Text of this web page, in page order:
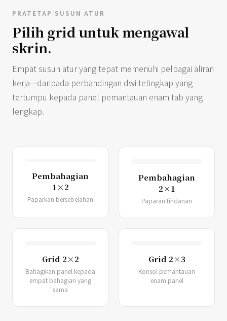
PRATETAP SUSUN ATUR
Pilih grid untuk mengawal
skrin.
Empat susun atur yang tepat memenuhi pelbagai aliran
kerja—daripada perbandingan dwi-tetingkap yang
tertumpu kepada panel pemantauan enam tab yang
lengkap.
Pembahagian
1×2
Paparkan bersebelahan
Pembahagian
2×1
Paparan tindanan
Grid 2×2
Bahagikan panel kepada
empat bahagian yang
sama
Grid 2×3
Konsol pemantauan
enam panel